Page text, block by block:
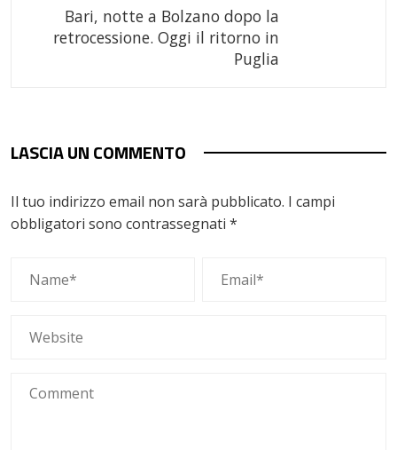
Bari, notte a Bolzano dopo la
retrocessione. Oggi il ritorno in
Puglia
LASCIA UN COMMENTO
Il tuo indirizzo email non sarà pubblicato. I campi
obbligatori sono contrassegnati *